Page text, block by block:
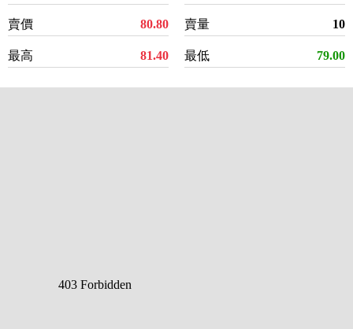
賣價 80.80
最高 81.40
賣量 10
最低 79.00